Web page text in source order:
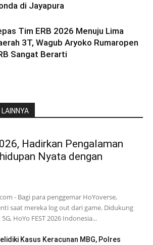
di Jayapura
Tim ERB 2026 Menuju Lima
3T, Wagub Aryoko Rumaropen
Sangat Berarti
Hadirkan Pengalaman
Nyata dengan
- Bagi para penggemar HoYoverse,
saat mereka log out dari game. Didukung
HoYo FEST 2026 Indonesia...
Kasus Keracunan MBG, Polres